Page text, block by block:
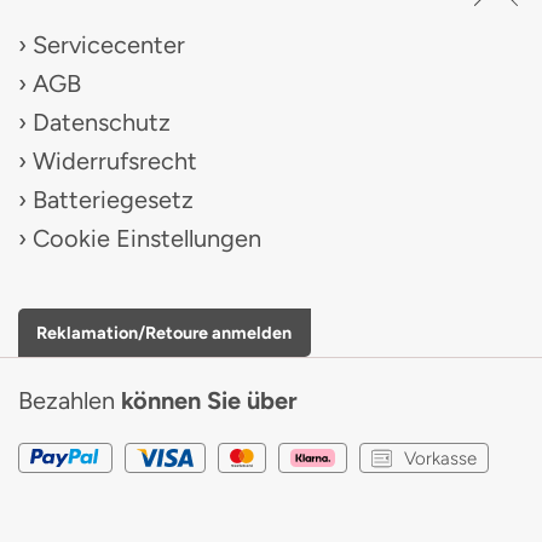
Servicecenter
AGB
Datenschutz
Widerrufsrecht
Batteriegesetz
Cookie Einstellungen
Reklamation/Retoure anmelden
Bezahlen können Sie über
Vorkasse